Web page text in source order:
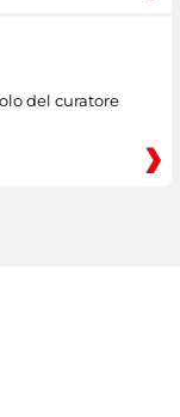
del curatore